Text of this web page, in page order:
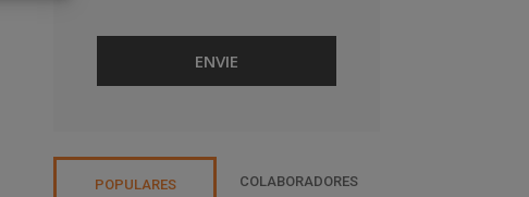
POPULARES COLABORADORES